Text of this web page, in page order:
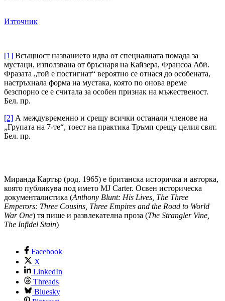
Източник
[1] Всъщност названието идва от специалната помада за
мустаци, използвана от бръснаря на Кайзера, Франсоа Абѝ.
Фразата „той е постигнат“ вероятно се отнася до особената,
настръхнала форма на мустака, която по онова време
безспорно се е считала за особен признак на мъжественост.
Бел. пр.
[2] А междувременно и срещу всички останали членове на
„Групата на 7-те“, тоест на практика Тръмп срещу целия свят.
Бел. пр.
Миранда Картър (род. 1965) е британска историчка и авторка,
която публикува под името MJ Carter. Освен историческа
документалистика (Anthony Blunt: His Lives, The Three
Emperors: Three Cousins, Three Empires and the Road to World
War One) тя пише и развлекателна проза (The Strangler Vine,
The Infidel Stain)
Facebook
X
LinkedIn
Threads
Bluesky